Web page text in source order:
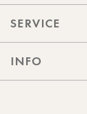
SERVICE
INFO